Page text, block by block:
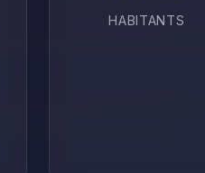
HABITANTS